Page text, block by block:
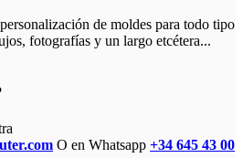
de moldes para todo tipo
fotografías y un largo etcétera...
O en Whatsapp +34 645 43 00